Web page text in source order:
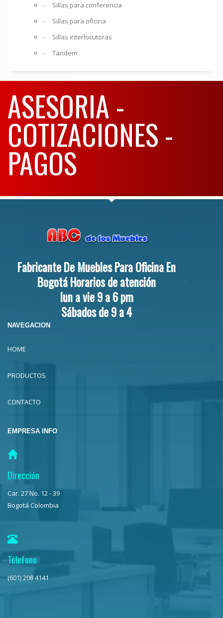
Sillas para conferencia
Sillas para oficina
Sillas interlocutoras
Tandem
ASESORIA -
COTIZACIONES -
PAGOS
Fabricante De Muebles Para Oficina En
Bogotá Horarios de atención
lun a vie 9 a 6 pm
Sábados de 9 a 4
NAVEGACION
HOME
PRODUCTOS
CONTACTO
EMPRESA INFO
Dirección
Car. 27 No. 12 - 39
Bogotá Colombia
Télefono
(601) 208 4141